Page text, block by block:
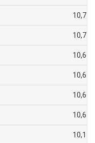
10,7
10,7
10,6
10,6
10,6
10,6
10,1